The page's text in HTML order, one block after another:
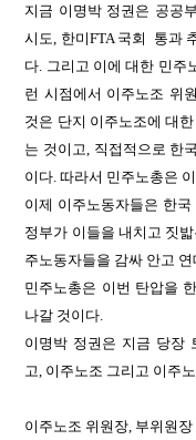
지금 이명박 정권은 공공
시도, 한미FTA 국회 통과
다. 그리고 이에 대한 민주
런 시점에서 이주노조 위
것은 단지 이주노조에 대
는 것이고, 직접적으로 한
이다. 따라서 민주노총은
이제 이주노동자들은 한
정부가 이들을 내치고 짓
주노동자들을 감싸 안고
민주노총은 이번 탄압을
나갈 것이다.
이명박 정권은 지금 당장
고, 이주노조 그리고 이주
이주노조 위원장, 부위원